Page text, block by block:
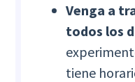
Venga a
todos los
tiene